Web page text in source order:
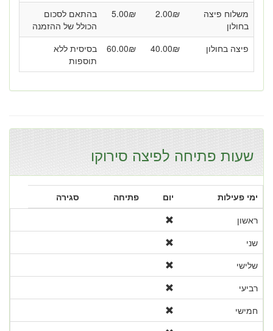
משלוח פיצה
בחולון
2.00₪
5.00₪
בהתאם לסכום
הכולל של ההזמנה
פיצה בחולון
40.00₪
60.00₪
בסיסית ללא
תוספות
שעות פתיחה לפיצה סירוקו
ימי פעילות יום פתיחה
סגירה
ראשון
שני
שלישי
רביעי
חמישי